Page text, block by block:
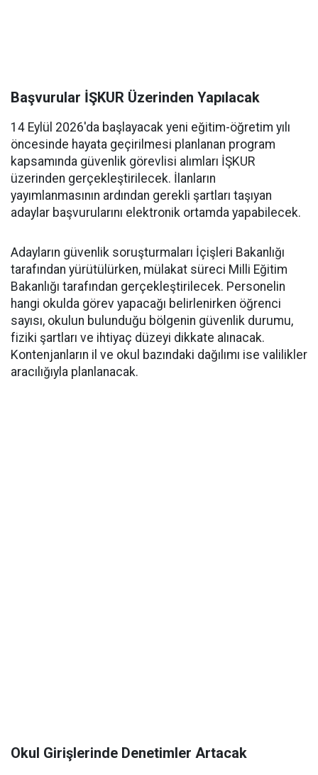
Başvurular İŞKUR Üzerinden Yapılacak
14 Eylül 2026'da başlayacak yeni eğitim-öğretim yılı
öncesinde hayata geçirilmesi planlanan program
kapsamında güvenlik görevlisi alımları İŞKUR
üzerinden gerçekleştirilecek. İlanların
yayımlanmasının ardından gerekli şartları taşıyan
adaylar başvurularını elektronik ortamda yapabilecek.
Adayların güvenlik soruşturmaları İçişleri Bakanlığı
tarafından yürütülürken, mülakat süreci Milli Eğitim
Bakanlığı tarafından gerçekleştirilecek. Personelin
hangi okulda görev yapacağı belirlenirken öğrenci
sayısı, okulun bulunduğu bölgenin güvenlik durumu,
fiziki şartları ve ihtiyaç düzeyi dikkate alınacak.
Kontenjanların il ve okul bazındaki dağılımı ise valilikler
aracılığıyla planlanacak.
Okul Girişlerinde Denetimler Artacak